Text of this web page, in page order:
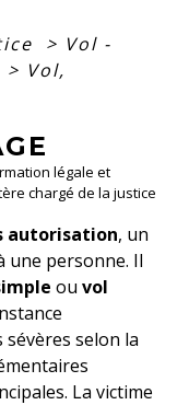
> Vol -
> Vol,
légale et
chargé de la justice
autorisation, un
une personne. Il
ou vol
selon la
La victime